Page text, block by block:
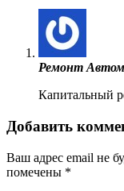
Ремонт
Капитальный
Добавить
Ваш адрес email не
помечены *